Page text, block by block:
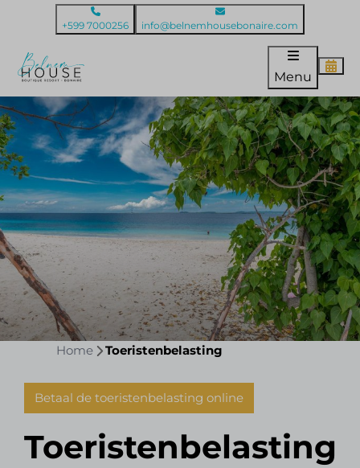
+599 7000256 info@belnemhousebonaire.com
Menu
Home Toeristenbelasting
Betaal de toeristenbelasting online
Toeristenbelasting